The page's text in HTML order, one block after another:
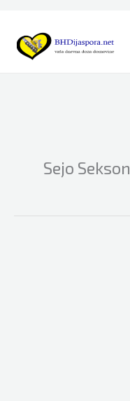
content
Sejo Sekson